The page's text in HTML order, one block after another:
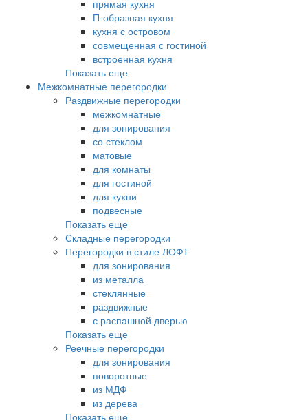
прямая кухня
П-образная кухня
кухня с островом
совмещенная с гостиной
встроенная кухня
Показать еще
Межкомнатные перегородки
Раздвижные перегородки
межкомнатные
для зонирования
со стеклом
матовые
для комнаты
для гостиной
для кухни
подвесные
Показать еще
Складные перегородки
Перегородки в стиле ЛОФТ
для зонирования
из металла
стеклянные
раздвижные
с распашной дверью
Показать еще
Реечные перегородки
для зонирования
поворотные
из МДФ
из дерева
Показать еще